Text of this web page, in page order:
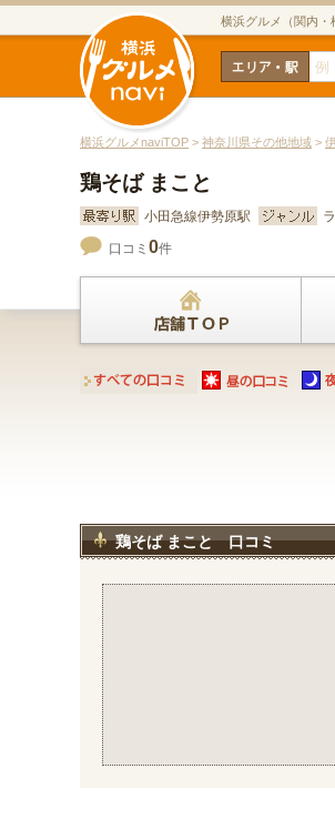
横浜グルメ（関内・
横浜グルメnaviTOP > 神奈川県その他地域 >
鶏そば まこと
小田急線伊勢原駅
口コミ 0件
鶏そば まこと 口コミ